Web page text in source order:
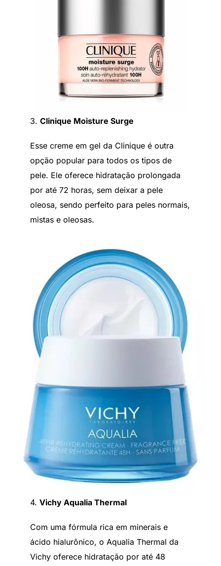
3.Clinique Moisture Surge
Esse creme em gel da Clinique é outra
opção popular para todos os tipos de
pele. Ele oferece hidratação prolongada
por até 72 horas, sem deixar a pele
oleosa, sendo perfeito para peles normais,
mistas e oleosas.
4.Vichy Aqualia Thermal
Com uma fórmula rica em minerais e
ácido hialurônico, o Aqualia Thermal da
Vichy oferece hidratação por até 48